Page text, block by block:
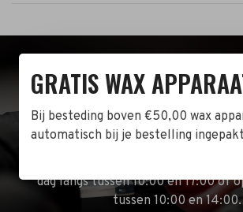
BEZOEK DE
Naast de online shop hebben wij
winkel in Zwijndrecht! Het adres
dag langs tussen 10:00 en 17:00 of
tussen 10:00 en 14:00.
GRATIS WAX
Bij besteding boven €50,00 wax
automatisch bij je bestelling